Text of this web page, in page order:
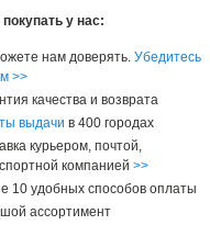
у нас:
нам доверять. Убедитесь
>>
качества и возврата
выдачи в 400 городах
курьером, почтой,
компанией >>
10 удобных способов оплаты
ассортимент